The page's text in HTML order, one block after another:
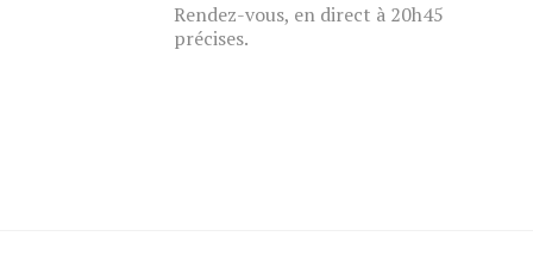
Rendez-vous, en direct à 20h45
précises.